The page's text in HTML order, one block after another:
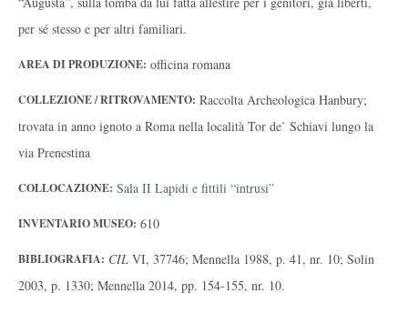
per sé stesso e per altri familiari.
AREA DI PRODUZIONE: officina romana
COLLEZIONE / RITROVAMENTO: Raccolta Archeologica Hanbury;
trovata in anno ignoto a Roma nella località Tor de’ Schiavi lungo la
via Prenestina
COLLOCAZIONE: Sala II Lapidi e fittili “intrusi”
INVENTARIO MUSEO: 610
BIBLIOGRAFIA: CIL VI, 37746; Mennella 1988, p. 41, nr. 10; Solin
2003, p. 1330; Mennella 2014, pp. 154-155, nr. 10.